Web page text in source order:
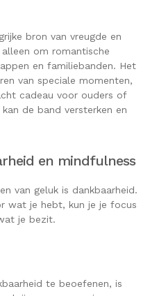
bron van vreugde en
om romantische
en familiebanden. Het
van speciale momenten,
cadeau voor ouders of
de band versterken en
en mindfulness
van geluk is dankbaarheid.
wat je hebt, kun je je focus
je bezit.
te beoefenen, is